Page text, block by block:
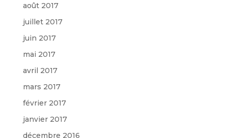
août 2017
juillet 2017
juin 2017
mai 2017
avril 2017
mars 2017
février 2017
janvier 2017
décembre 2016